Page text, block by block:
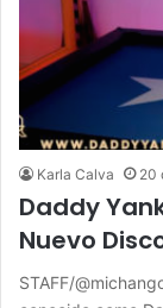
Karla Calva 20
Daddy
Nuevo
STAFF/